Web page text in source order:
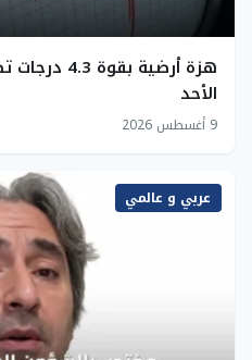
هزة أرضية
الأحد
9 أغسطس 2026
عربي و عالمي